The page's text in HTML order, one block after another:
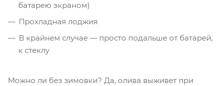
батарею экраном)
Прохладная лоджия
В крайнем случае — просто подальше от батарей,
к стеклу
Можно ли без зимовки? Да, олива выживет при